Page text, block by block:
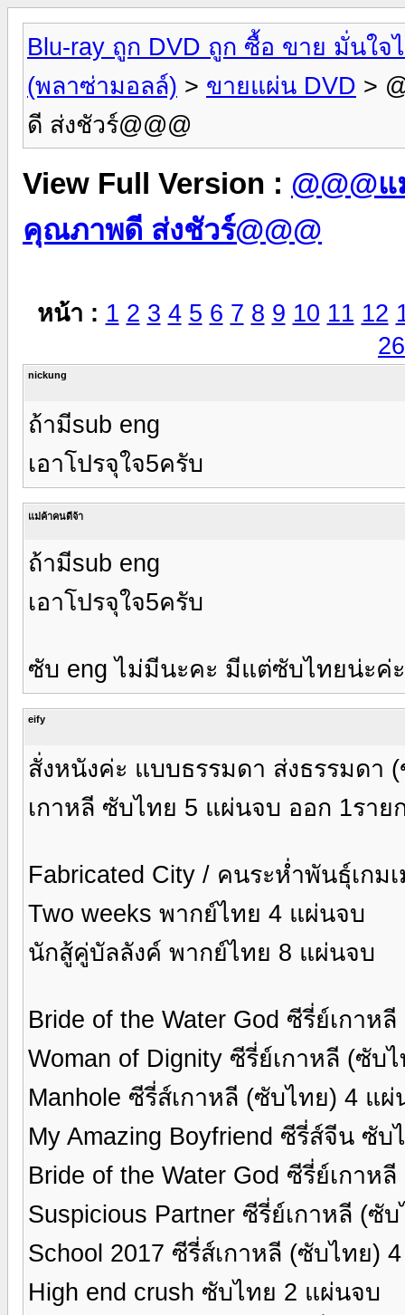
Blu-ray ถูก DVD ถูก ซื้อ ขาย มั่นใจ
(พลาซ่ามอลล์) > ขายแผ่น DVD >
ดี ส่งชัวร์@@@
View Full Version : @@@
คุณภาพดี ส่งชัวร์@@@
หน้า : 1 2 3 4 5 6 7 8 9 10 11 12
26
nickung
ถ้ามีsub eng
เอาโปรจุใจ5ครับ
แม่ค้าคนดีจ้า
ถ้ามีsub eng
เอาโปรจุใจ5ครับ
ซับ eng ไม่มีนะคะ มีแต่ซับไทยน่ะค่ะ
eify
สั่งหนังค่ะ แบบธรรมดา ส่งธรรมดา
เกาหลี ซับไทย 5 แผ่นจบ ออก 1ราย
Fabricated City / คนระห่ำพันธุ์เกม
Two weeks พากย์ไทย 4 แผ่นจบ
นักสู้คู่บัลลังค์ พากย์ไทย 8 แผ่นจบ
Bride of the Water God ซีรี่ย์เกาห
Woman of Dignity ซีรี่ย์เกาหลี (ซับ
Manhole ซีรี่ส์เกาหลี (ซับไทย) 4 แผ่
My Amazing Boyfriend ซีรี่ส์จีน ซั
Bride of the Water God ซีรี่ย์เกาห
Suspicious Partner ซีรี่ย์เกาหลี (ซั
School 2017 ซีรี่ส์เกาหลี (ซับไทย)
High end crush ซับไทย 2 แผ่นจบ